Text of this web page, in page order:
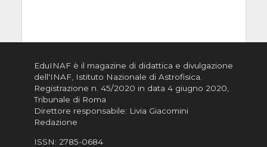
EduINAF è il magazine di didattica e divulgazione
dell'INAF, Istituto Nazionale di Astrofisica
Registrazione n. 45/2020 in data 4 giugno 2020,
Tribunale di Roma
Direttore responsabile: Livia Giacomini
Redazione
ISSN: 2785-0684